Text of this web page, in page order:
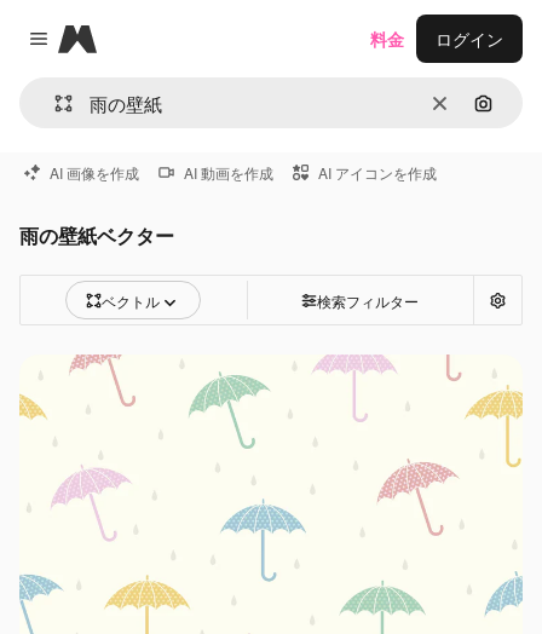
Close menu
Magnific
消去 画像で
料金 ログイン
AI 画像を作成 AI 動画を作成 AI アイコンを作成
雨の壁紙ベクター
ベクトル 検索フィルター